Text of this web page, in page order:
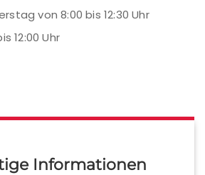
von 8:00 bis 12:30 Uhr
12:00 Uhr
Informationen